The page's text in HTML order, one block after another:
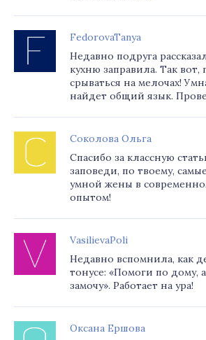
FedorovaTanya
Недавно подруга
кухню заправила. Так вот,
срываться на мелочах!
найдет общий язык.
Соколова Ольга
Спасибо за классную
заповеди, по твоему,
умной жены в
опытом!
VasilievaPoli
Недавно вспомнила, как
тонусе: «Помоги по дому,
замочу». Работает на ура!
Оксана Ершова